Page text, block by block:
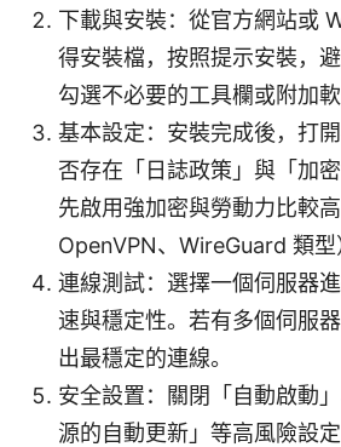
下載與安裝：從官方網站或
得安裝檔，按照提示安裝，
勾選不必要的工具欄或附加軟
基本設定：安裝完成後，打
否存在「日誌政策」與「加
先啟用強加密與勞動力比較
OpenVPN、WireGuard 類型
連線測試：選擇一個伺服器
速與穩定性。若有多個伺服
出最穩定的連線。
安全設置：關閉「自動啟動
源的自動更新」等高風險設